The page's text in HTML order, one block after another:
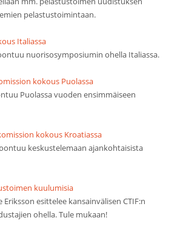
pelastustoimintaan.
Italiassa
nuorisosymposiumin ohella Italiassa.
kokous Puolassa
Puolassa vuoden ensimmäiseen
kokous Kroatiassa
keskustelemaan ajankohtaisista
kuulumisia
esittelee kansainvälisen CTIF:n
ohella. Tule mukaan!